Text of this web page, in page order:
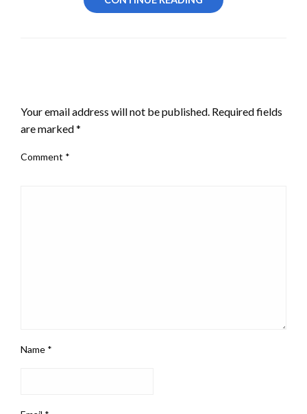
Amiga erste Programmiererfahrungen sammelten, blieb
die Computerwelt in der DDR vor allem ein staatliches
Your email address will not be published. Required fields
are marked*
Comment *
Name *